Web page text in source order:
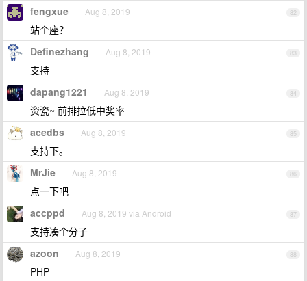
82
fengxue Aug 8, 2019
站个座？
83
Definezhang Aug 8, 2019
支持
84
dapang1221 Aug 8, 2019
资瓷~ 前排拉低中奖率
85
acedbs Aug 8, 2019
支持下。
86
MrJie Aug 8, 2019
点一下吧
87
accppd Aug 8, 2019 via Android
支持凑个分子
88
azoon Aug 8, 2019
PHP